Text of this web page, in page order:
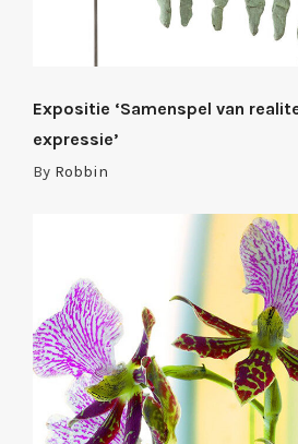
Expositie ‘Samenspel van
expressie’
By Robbin